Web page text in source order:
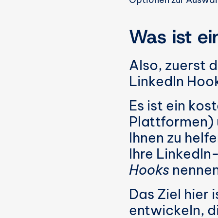
Was ist
Also, zuerst
LinkedIn
Es ist ein
Plattformen)
Ihnen zu
Hooks
Das Ziel hier
entwickeln,